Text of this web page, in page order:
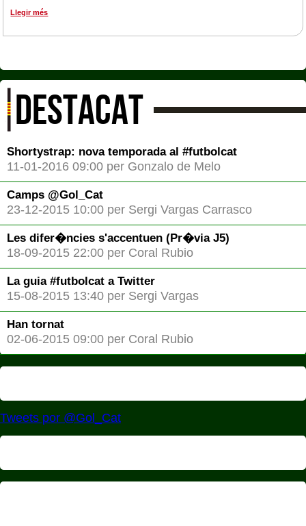
Llegir més
DESTACAT
Shortystrap: nova temporada al #futbolcat
11-01-2016 09:00 per Gonzalo de Melo
Camps @Gol_Cat
23-12-2015 10:00 per Sergi Vargas Carrasco
Les difer�ncies s'accentuen (Pr�via J5)
18-09-2015 22:00 per Coral Rubio
La guia #futbolcat a Twitter
15-08-2015 13:40 per Sergi Vargas
Han tornat
02-06-2015 09:00 per Coral Rubio
Tweets por @Gol_Cat